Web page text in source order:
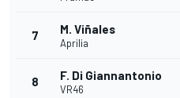
7 M. Viñales
Aprilia
8 F. Di Giannantonio
VR46